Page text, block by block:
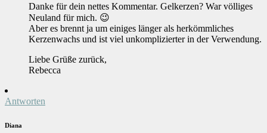
Danke für dein nettes Kommentar. Gelkerzen? War völliges
Neuland für mich. 😉
Aber es brennt ja um einiges länger als herkömmliches
Kerzenwachs und ist viel unkomplizierter in der Verwendung.
Liebe Grüße zurück,
Rebecca
Antworten
Diana